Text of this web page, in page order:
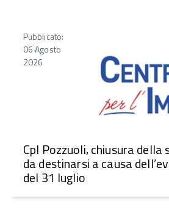
Pubblicato:
06 Agosto
2026
CpI Pozzuoli, chiusura
da destinarsi a causa
del 31 luglio